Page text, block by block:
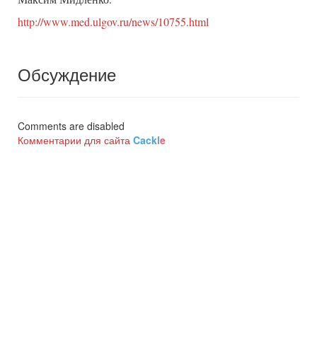
http://www.med.ulgov.ru/news/10755.html
Обсуждение
Comments are disabled
Комментарии для сайта Cackle